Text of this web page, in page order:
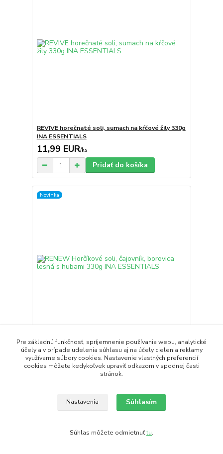
REVIVE horečnaté soli, sumach na kŕčové žily 330g
INA ESSENTIALS
11,99 EUR/ks
Pridať do košíka
Novinka
RENEW Horčíkové soli, čajovník, borovica lesná s
hubami 330g INA ESSENTIALS
11,99 EUR/ks
Novinka
Pre základnú funkčnosť, spríjemnenie používania webu, analytické
účely a v prípade udelenia súhlasu aj na účely cielenia reklamy
využívame súbory cookies. Nastavenie vlastných preferencií
cookies môžete kedykoľvek upraviť odkazom v spodnej časti
stránok.
Nastavenia Súhlasím
Súhlas môžete odmietnuťtu.